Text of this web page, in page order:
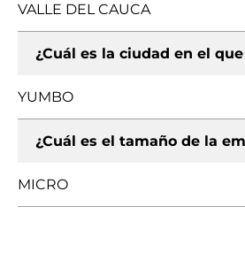
VALLE DEL CAUCA
¿Cuál es la ciudad en el
YUMBO
¿Cuál es el tamaño de la
MICRO